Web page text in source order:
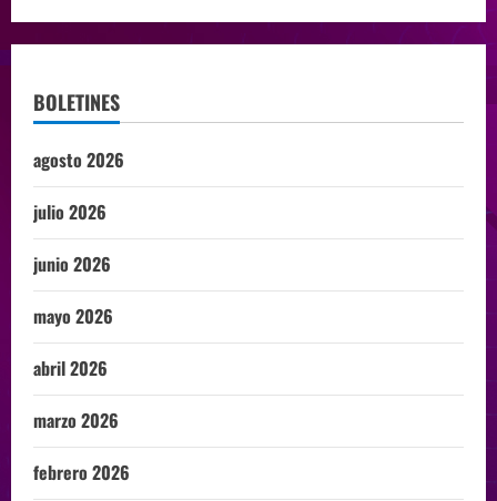
BOLETINES
agosto 2026
julio 2026
junio 2026
mayo 2026
abril 2026
marzo 2026
febrero 2026